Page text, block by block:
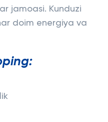
jamoasi. Kunduzi
doim energiya va